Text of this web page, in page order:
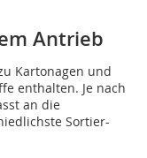
Antrieb
Kartonagen und
enthalten. Je nach
an die
Sortier-